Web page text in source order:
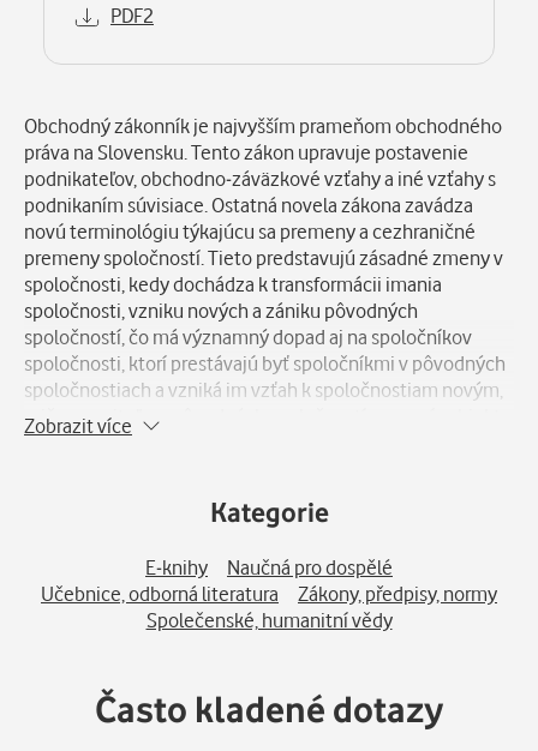
PDF2
Popis
Obchodný zákonník je najvyšším prameňom obchodného
práva na Slovensku. Tento zákon upravuje postavenie
podnikateľov, obchodno-záväzkové vzťahy a iné vzťahy s
podnikaním súvisiace. Ostatná novela zákona zavádza
novú terminológiu týkajúcu sa premeny a cezhraničné
premeny spoločností. Tieto predstavujú zásadné zmeny v
spoločnosti, kedy dochádza k transformácii imania
spoločnosti, vzniku nových a zániku pôvodných
spoločností, čo má významný dopad aj na spoločníkov
spoločnosti, ktorí prestávajú byť spoločníkmi v pôvodných
spoločnostiach a vzniká im vzťah k spoločnostiam novým,
pričom veriteľom pôvodných spoločností sa mení subjekt
záväzku. Aj preto bol zvolený pojem premena ako nové
obchodného práva, sa dočítate v dvojčísle mesačníka. Titul
Legislatíva Obchodný zákonník s komentárom Obchodné
právo vnímame ako súčasť súkromného práva. Dominujú tu
súkromno-právne inštitúty, ale upravuje aj inštitúty s
úprava postavenia a činnosti podnikateľských subjektov,
ich vzťahu k orgánom štátu a samosprávy i ostatným
Zobrazit více
Kategorie
E-knihy
Naučná pro dospělé
Učebnice, odborná literatura
Zákony, předpisy, normy
Společenské, humanitní vědy
Často kladené dotazy